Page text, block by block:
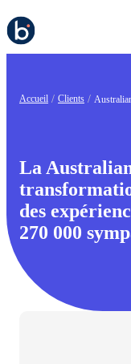
Accueil Clients
La
des
270 000